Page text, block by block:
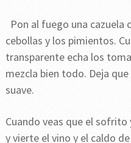
Pon al fuego una cazuela
cebollas y los pimientos.
transparente echa los
mezcla bien todo. Deja
suave.
Cuando veas que el
y vierte el vino y el caldo